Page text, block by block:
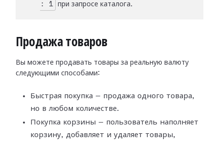
: 1
при запросе каталога.
Продажа товаров
Вы можете продавать товары за реальную валюту
следующими способами:
Быстрая покупка — продажа одного товара,
но в любом количестве.
Покупка корзины — пользователь наполняет
корзину, добавляет и удаляет товары,